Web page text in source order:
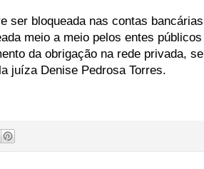
ser bloqueada nas contas bancárias
meio a meio pelos entes públicos
da obrigação na rede privada, se
juíza Denise Pedrosa Torres.